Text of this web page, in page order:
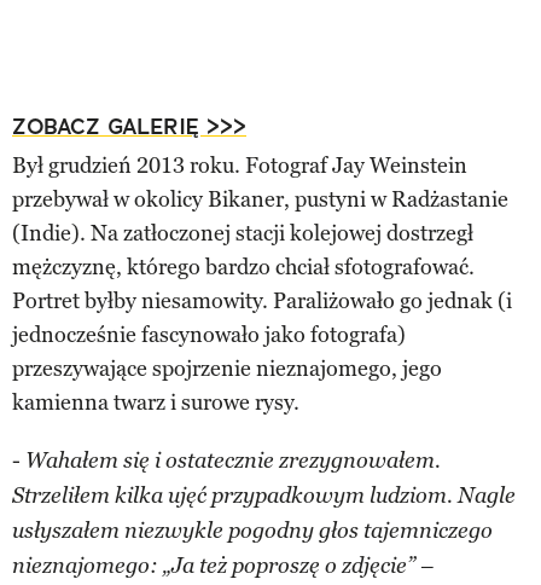
ZOBACZ GALERIĘ >>>
Był grudzień 2013 roku. Fotograf Jay Weinstein
przebywał w okolicy Bikaner, pustyni w Radżastanie
(Indie). Na zatłoczonej stacji kolejowej dostrzegł
mężczyznę, którego bardzo chciał sfotografować.
Portret byłby niesamowity. Paraliżowało go jednak (i
jednocześnie fascynowało jako fotografa)
przeszywające spojrzenie nieznajomego, jego
kamienna twarz i surowe rysy.
- Wahałem się i ostatecznie zrezygnowałem.
Strzeliłem kilka ujęć przypadkowym ludziom. Nagle
usłyszałem niezwykle pogodny głos tajemniczego
nieznajomego: „Ja też poproszę o zdjęcie”–